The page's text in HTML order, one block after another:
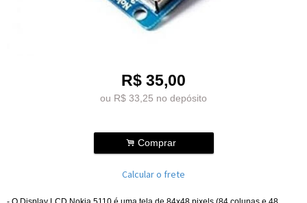
R$ 35,00
ou R$ 33,25 no depósito
. Comprar
Calcular o frete